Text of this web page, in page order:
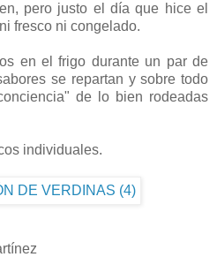
pero justo el día que hice el
fresco ni congelado.
en el frigo durante un par de
se repartan y sobre todo
de lo bien rodeadas
individuales.